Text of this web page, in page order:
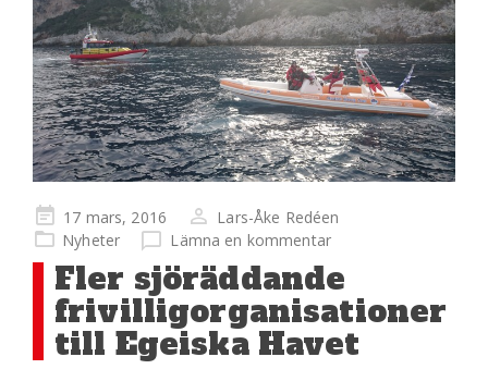
Publicerad
på
17 mars, 2016
Lars-Åke Redéen
Nyheter
Lämna en kommentar
Fler sjöräddande
frivilligorganisationer
till Egeiska Havet